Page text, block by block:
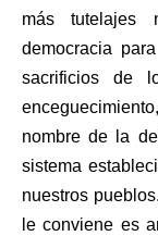
más tutelajes
democracia
sacrificios de
nombre de la
sistema
nuestros
le conviene es